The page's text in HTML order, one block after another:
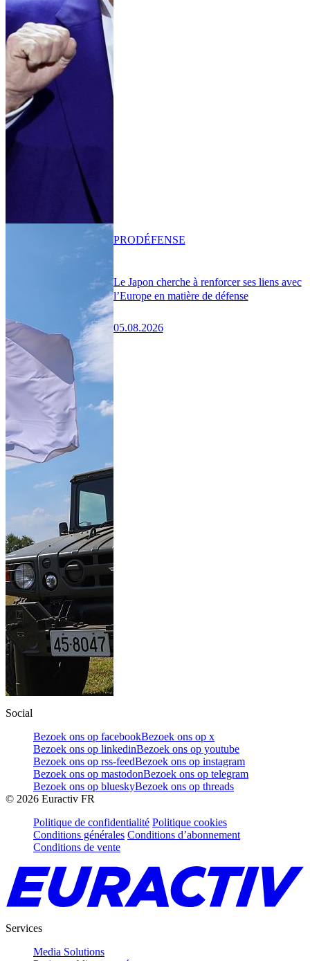
Le Japon cherche à renforcer ses liens avec
l’Europe en matière de défense
05.08.2026
PRODÉFENSE
Social
Bezoek ons op facebookBezoek ons op x
Bezoek ons op linkedinBezoek ons op youtube
Bezoek ons op rss-feedBezoek ons op instagram
Bezoek ons op mastodonBezoek ons op telegram
Bezoek ons op blueskyBezoek ons op threads
© 2026 Euractiv FR
Politique de confidentialité Politique cookies
Conditions générales Conditions d’abonnement
Conditions de vente
Services
Media Solutions